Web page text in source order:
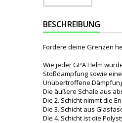
BESCHREIBUNG
Fordere deine Grenzen
Wie jeder GPA Helm
Stoßdämpfung sowie
Unübertroffene
Die äußere Schale aus
Die 2. Schicht nimmt die
Die 3. Schicht aus
Die 4. Schicht ist die